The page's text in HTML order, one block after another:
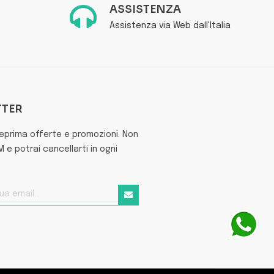
ASSISTENZA
Assistenza via Web dall'Italia
offerte e promozioni. Non
e potrai cancellarti in ogni